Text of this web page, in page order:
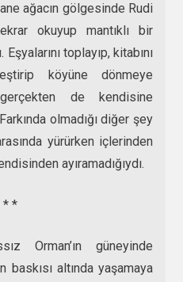
ağacın gölgesinde Rudi
okuyup mantıklı bir
toplayıp, kitabını
köyüne dönmeye
gerçekten de kendisine
olmadığı diğer şey
yürürken içlerinden
ayıramadığıydı.
* *
Orman’ın güneyinde
altında yaşamaya